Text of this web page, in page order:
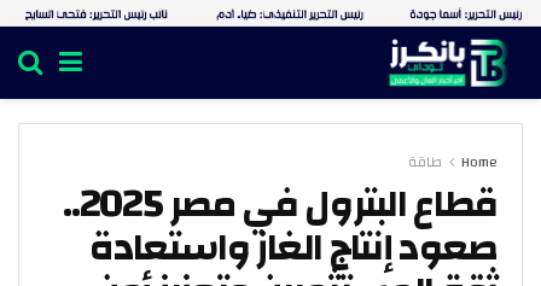
Home طاقة
قطاع البترول في مصر 2025..
صعود إنتاج الغاز واستعادة